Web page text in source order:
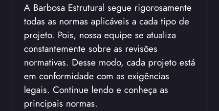
A Barbosa Estrutural segue rigorosamente
todas as normas aplicáveis a cada tipo de
projeto. Pois, nossa equipe se atualiza
constantemente sobre as revisões
normativas. Desse modo, cada projeto está
em conformidade com as exigências
legais. Continue lendo e conheça as
principais normas.